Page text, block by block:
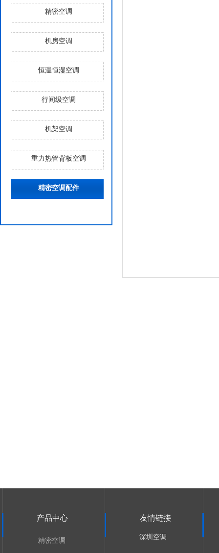
精密空调
机房空调
恒温恒湿空调
行间级空调
机架空调
重力热管背板空调
精密空调配件
深圳空调
精密空调
友情链接
产品中心